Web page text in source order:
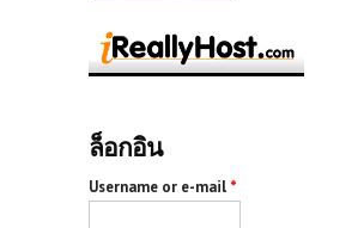
ล็อกอิน
Username or e-mail *